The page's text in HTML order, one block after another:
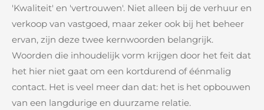
'Kwaliteit' en 'vertrouwen'. Niet alleen bij de verhuur en
verkoop van vastgoed, maar zeker ook bij het beheer
ervan, zijn deze twee kernwoorden belangrijk.
Woorden die inhoudelijk vorm krijgen door het feit dat
het hier niet gaat om een kortdurend of éénmalig
contact. Het is veel meer dan dat: het is het opbouwen
van een langdurige en duurzame relatie.